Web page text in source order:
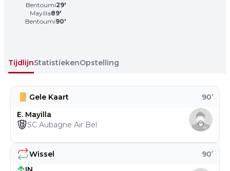
Bentoumi29'
Mayilla89'
Bentoumi90'
TijdlijnStatistiekenOpstelling
Wissel 90’
Gele Kaart 90’
E. Mayilla
SC Aubagne Air Bel